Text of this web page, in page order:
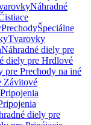
Náhradné
PrechodyŠpeciálne
Tvarovky
Náhradné diely pre
diely pre Hrdlové
pre Prechody na iné
Závitové
Pripojenia
diely pre